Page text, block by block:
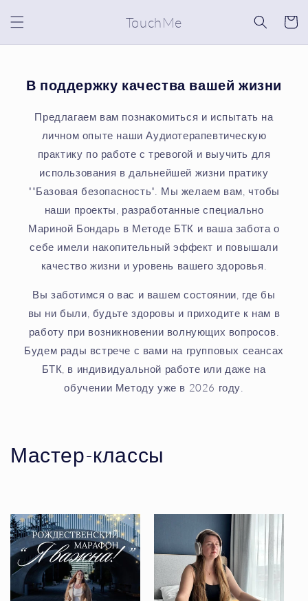
к
контенту
TouchMe
В поддержку качества вашей жизни
Предлагаем вам познакомиться и испытать на
личном опыте наши Аудиотерапевтическую
практику по работе с тревогой и выучить для
использования в дальнейшей жизни пратику
""Базовая безопасность". Мы желаем вам, чтобы
наши проекты, разработанные специально
Мариной Бондарь в Методе БТК и ваша забота о
себе имели накопительный эффект и повышали
качество жизни и уровень вашего здоровья.
Вы заботимся о вас и вашем состоянии, где бы
вы ни были, будьте здоровы и приходите к нам в
работу при возникновении волнующих вопросов.
Будем рады встрече с вами на групповых сеансах
БТК, в индивидуальной работе или даже на
обучении Методу уже в 2026 году.
К
л
е
к
Мастер-классы